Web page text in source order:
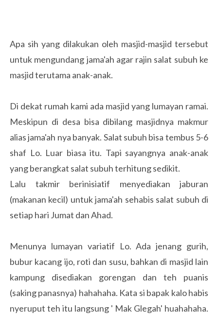
Apa sih yang dilakukan oleh masjid-masjid tersebut
untuk mengundang jama'ah agar rajin salat subuh ke
masjid terutama anak-anak.
Di dekat rumah kami ada masjid yang lumayan ramai.
Meskipun di desa bisa dibilang masjidnya makmur
alias jama'ah nya banyak. Salat subuh bisa tembus 5-6
shaf Lo. Luar biasa itu. Tapi sayangnya anak-anak
yang berangkat salat subuh terhitung sedikit.
Lalu takmir berinisiatif menyediakan jaburan
(makanan kecil) untuk jama'ah sehabis salat subuh di
setiap hari Jumat dan Ahad.
Menunya lumayan variatif Lo. Ada jenang gurih,
bubur kacang ijo, roti dan susu, bahkan di masjid lain
kampung disediakan gorengan dan teh puanis
(saking panasnya) hahahaha. Kata si bapak kalo habis
nyeruput teh itu langsung ' Mak Glegah' huahahaha.